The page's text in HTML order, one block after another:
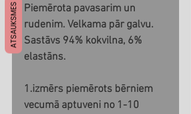
Piemērota pavasarim un
rudenim. Velkama pār galvu.
Sastāvs 94% kokvilna, 6%
elastāns.
1.izmērs piemērots bērniem
vecumā aptuveni no 1-10
ATSAUKSMES